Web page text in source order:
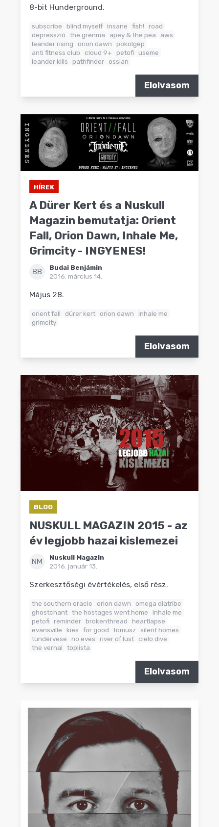
8-bit Hunderground.
subscribe blind myself insane fish!
road
depresszió
the grenma apey & the pea
aws
leander rising
orion dawn
pokolgép
anti fitness club
cloud 9+ petofi useme
leander kills
pathfinder ossian
Elolvasom
HÍREK
A Dürer Kert és a Nuskull
Magazin bemutatja: Orient
Fall, Orion Dawn, Inhale Me,
Grimcity - INGYENES!
BB
Budai Benjámin
2016. március 14.
Május 28.
orient fall dürer kert orion dawn
inhale me
grimcity
Elolvasom
BLOG
NUSKULL MAGAZIN 2015 - az
év legjobb hazai kislemezei
NM
Nuskull Magazin
2016. január 13.
Szerkesztőségi évértékelés, első rész.
the southern oracle orion dawn
omega diatribe
ghostchant the hostages went home
inhale me
petofi reminder brokenthread
heartlapse
evansville
kies for good tomusz
silent homes
tündérvese
no eves river of lust cielo dive
the vernal
toplista
Elolvasom